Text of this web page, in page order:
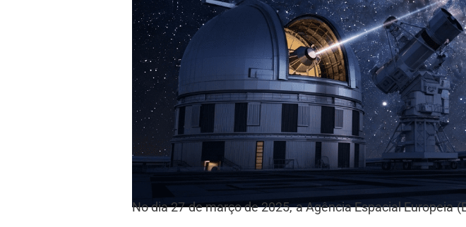
No dia 27 de março de 2025, a Agência Espacial Europeia